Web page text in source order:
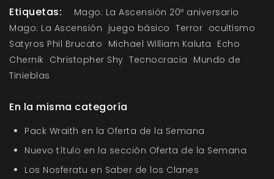
Etiquetas:
Mago: La Ascensión 20º aniversario
Mago: La Ascensión juego básico Terror ocultismo
Satyros Phil Brucato Michael William Kaluta Echo
Chernik Christopher Shy Tecnocracia Mundo de
Tinieblas
En la misma categoría
Pack Wraith en la Oferta de la Semana
Nuevo título en la sección Oferta de la Semana
Los Nosferatu en Saber de los Clanes